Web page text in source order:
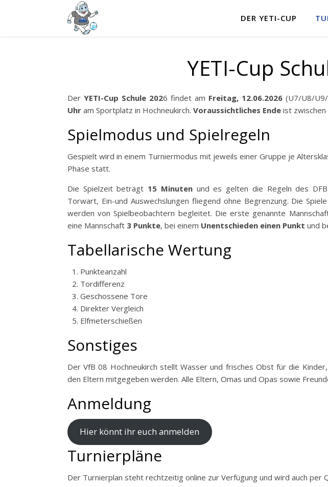
DER YETI-CUP
YETI-Cup
Der YETI-Cup Schule 2026 findet am Freitag, 12.06.2026 (U7/U8/
Uhr am Sportplatz in Hochneukirch. Voraussichtliches Ende ist zwischen
Spielmodus und Spielregeln
Gespielt wird in einem Turniermodus mit jeweils einer Gruppe je
Phase statt.
Die Spielzeit beträgt 15 Minutenund es gelten die Regeln des DFB
Torwart, Ein-und Auswechslungen fliegend ohne Begrenzung. Die
werden von Spielbeobachtern begleitet. Die erste genannte
eine Mannschaft 3 Punkte, bei einem Unentschieden einen Punkt und
Tabellarische Wertung
Punkteanzahl
Tordifferenz
Geschossene Tore
Direkter Vergleich
Elfmeterschießen
Sonstiges
Der VfB 08 Hochneukirch stellt Wasser und frisches Obst für die
den Eltern mitgegeben werden. Alle Eltern, Omas und Opas sowie
Anmeldung
Hier könnt ihr euch anmelden
Turnierpläne
Der Turnierplan steht rechtzeitig online zur Verfügung und wird auch per